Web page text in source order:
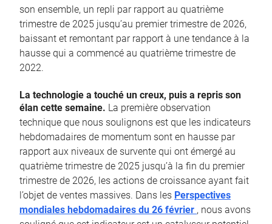
son ensemble, un repli par rapport au quatrième
trimestre de 2025 jusqu’au premier trimestre de 2026,
baissant et remontant par rapport à une tendance à la
hausse qui a commencé au quatrième trimestre de
2022.
La technologie a touché un creux, puis a repris son
élan cette semaine. La première observation
technique que nous soulignons est que les indicateurs
hebdomadaires de momentum sont en hausse par
rapport aux niveaux de survente qui ont émergé au
quatrième trimestre de 2025 jusqu’à la fin du premier
trimestre de 2026, les actions de croissance ayant fait
l’objet de ventes massives. Dans les Perspectives
mondiales hebdomadaires du 26 février , nous avons